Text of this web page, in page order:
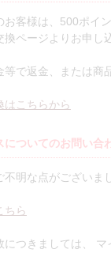
お客様は、500ポイ
換ページよりお申し
で返金、または商
はこちらから
ついてのお問い合
明な点がございま
ちら
つきましては、 マ